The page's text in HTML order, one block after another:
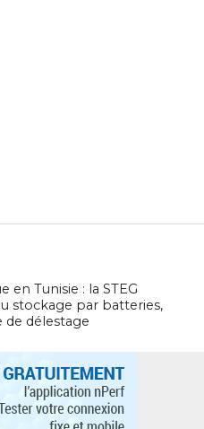
en Tunisie : la STEG
stockage par batteries,
de délestage